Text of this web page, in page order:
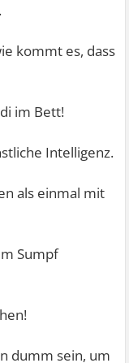
kommt es, dass
im Bett!
Intelligenz.
als einmal mit
Sumpf
dumm sein, um